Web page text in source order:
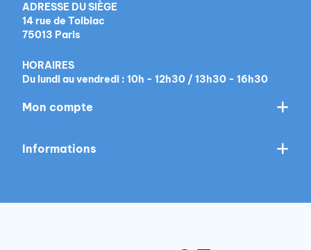
ADRESSE DU SIÈGE
14 rue de Tolbiac
75013 Paris
HORAIRES
Du lundi au vendredi : 10h - 12h30 / 13h30 - 16h30
Mon compte
Informations